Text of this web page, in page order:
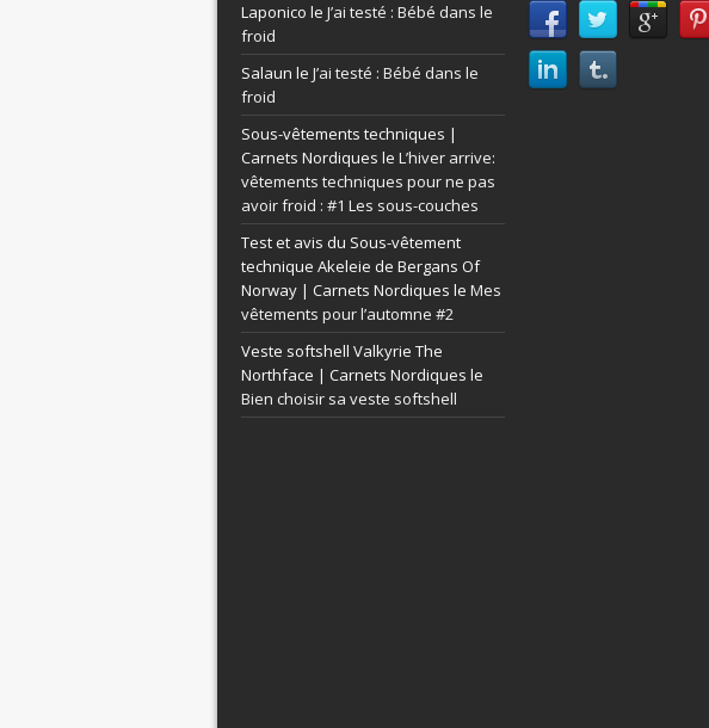
Laponico le J’ai testé : Bébé dans le
froid
Salaun le J’ai testé : Bébé dans le
froid
Sous-vêtements techniques |
Carnets Nordiques le L’hiver arrive:
vêtements techniques pour ne pas
avoir froid : #1 Les sous-couches
Test et avis du Sous-vêtement
technique Akeleie de Bergans Of
Norway | Carnets Nordiques le Mes
vêtements pour l’automne #2
Veste softshell Valkyrie The
Northface | Carnets Nordiques le
Bien choisir sa veste softshell